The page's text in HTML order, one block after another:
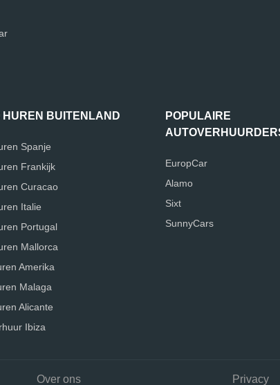
HUREN BUITENLAND
Spanje
Frankijk
Curacao
Italie
Portugal
Mallorca
Amerika
Malaga
Alicante
Ibiza
POPULAIRE
EuropCar
Alamo
Sixt
SunnyCars
Over ons Privacy